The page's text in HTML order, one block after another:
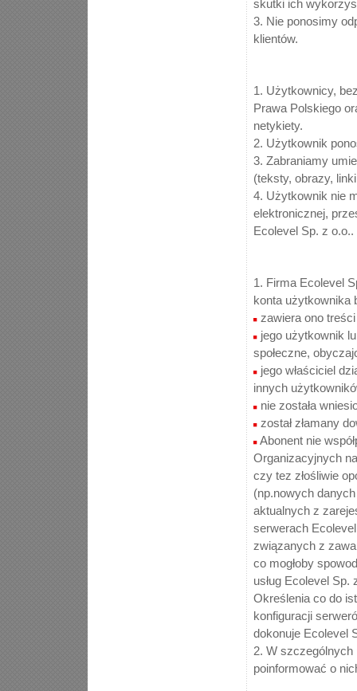
skutki ich
3. Nie ponosimy
klientów.
1. Użytkownicy,
Prawa Polskiego
netykiety.
2. Użytkownik
3. Zabraniamy
(teksty, obrazy,
4. Użytkownik nie
elektronicznej,
Ecolevel Sp. z o.o..
1. Firma Ecolevel
konta użytkownika
zawiera ono
jego użytkownik
społeczne,
jego właściciel
innych
nie została
został złamany
Abonent nie
Organizacyjnych
czy tez złośliwie
(np.nowych
aktualnych z
serwerach
związanych z
co mogłoby
usług Ecolevel Sp.
Określenia co do
konfiguracji
dokonuje Ecolevel
2. W szczególnych
poinformować o